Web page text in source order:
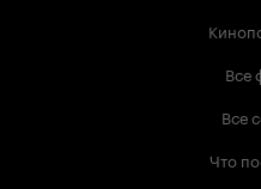
Все
Все
Что